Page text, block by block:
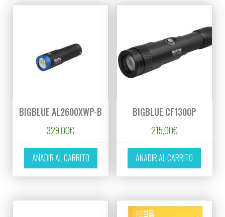
BIGBLUE AL2600XWP-B
329,00€
AÑADIR AL CARRITO
BIGBLUE CF1300P
215,00€
AÑADIR AL CARRITO